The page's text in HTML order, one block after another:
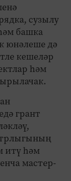
сузылу
башка
юнәлеше дә
кешеләр
һәм
грант
итү һәм
мастер-